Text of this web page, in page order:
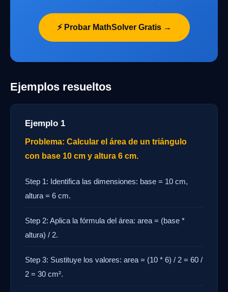
⚡ Probar MathSolver Gratis →
Ejemplos resueltos
Ejemplo 1
Problema: Calcular el área de un triángulo
con base 10 cm y altura 6 cm.
Step 1: Identifica las dimensiones: base = 10 cm,
altura = 6 cm.
Step 2: Aplica la fórmula del área: area = (base *
altura) / 2.
Step 3: Sustituye los valores: area = (10 * 6) / 2 = 60 /
2 = 30 cm².